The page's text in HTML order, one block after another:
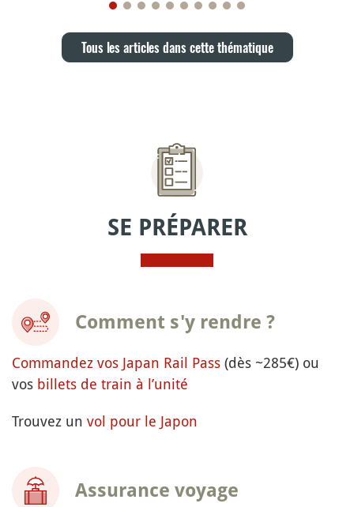
Tous les articles dans cette thématique
SE PRÉPARER
Comment s'y rendre ?
Commandez vos Japan Rail Pass (dès ~285€) ou
vos billets de train à l’unité
Trouvez un vol pour le Japon
Assurance voyage